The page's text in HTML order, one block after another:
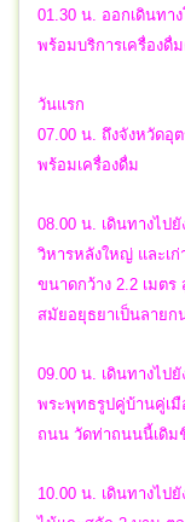
01.30 น. ออกเดินทา
พร้อมบริการเครื่องดื่
วันแรก
07.00 น. ถึงจังหวัดอุ
พร้อมเครื่องดื่ม
08.00 น. เดินทางไป
วิหารหลังใหญ่ และเ
ขนาดกว้าง 2.2 เมตร
สมัยอยุธยาเป็นลาย
09.00 น. เดินทางไป
พระพุทธรูปคู่บ้านคู่เมื
ถนน วัดท่าถนนนี้เดิม
10.00 น. เดินทางไป